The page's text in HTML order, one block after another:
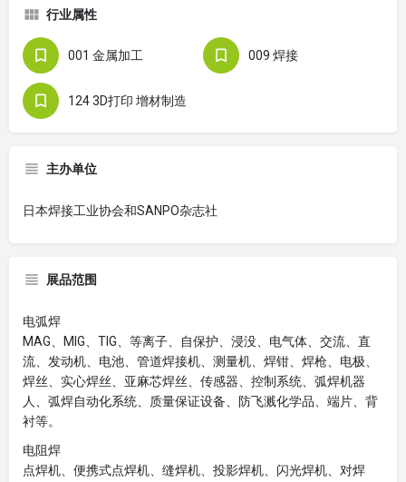
行业属性
001 金属加工 009 焊接
124 3D打印 增材制造
主办单位
日本焊接工业协会和SANPO杂志社
展品范围
电弧焊
MAG、MIG、TIG、等离子、自保护、浸没、电气体、交流、直
流、发动机、电池、管道焊接机、测量机、焊钳、焊枪、电极、
焊丝、实心焊丝、亚麻芯焊丝、传感器、控制系统、弧焊机器
人、弧焊自动化系统、质量保证设备、防飞溅化学品、端片、背
衬等。
电阻焊
点焊机、便携式点焊机、缝焊机、投影焊机、闪光焊机、对焊